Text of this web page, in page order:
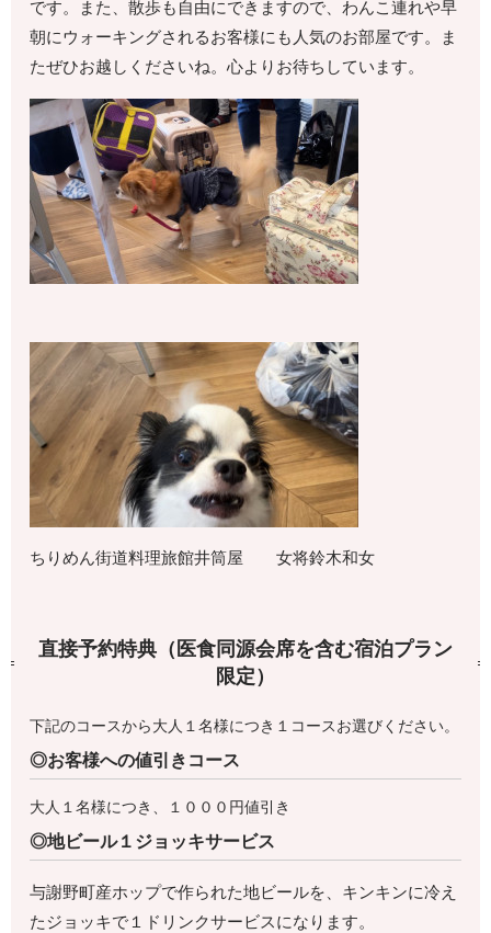
です。また、散歩も自由にできますので、わんこ連れや早
朝にウォーキングされるお客様にも人気のお部屋です。ま
たぜひお越しくださいね。心よりお待ちしています。
ちりめん街道料理旅館井筒屋 女将鈴木和女
直接予約特典（医食同源会席を含む宿泊プラン
限定）
下記のコースから大人１名様につき１コースお選びください。
◎お客様への値引きコース
大人１名様につき、１０００円値引き
◎地ビール１ジョッキサービス
与謝野町産ホップで作られた地ビールを、キンキンに冷え
たジョッキで１ドリンクサービスになります。